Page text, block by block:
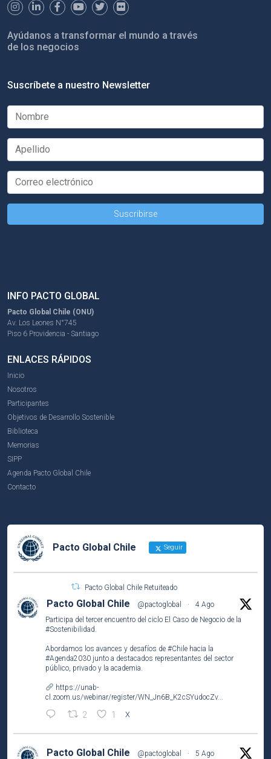
Ayúdanos a transformar el mundo a través
de los negocios
Suscríbete a nuestro Newsletter
INFO PACTO GLOBAL
Pacto Global Chile (ONU)
Av. Los Leones N°745
Piso 6 Providencia - Santiago
ENLACES RÁPIDOS
Inicio
Nosotros
Participantes
Objetivos de Desarrollo Sostenible
Biblioteca
Memorias
SIPP
Agenda Pacto Global Chile
Contacto
Pacto Global Chile Seguir
Pacto Global Chile Retuiteado
Pacto Global Chile @pactoglobal ·
4 Ago
Participa del tercer encuentro del ciclo El Caso de Negocio de la
#Sostenibilidad
Abordamos los avances y desafíos de #Chile hacia la
#Agenda2030 junto a destacados representantes del sector
público, privado y la academia.
https://unab-
cl.zoom.us/webinar/register/WN_Jn6B_K2cSYudocZv...
2 1 X
Pacto Global Chile @pactoglobal · 5 Ago